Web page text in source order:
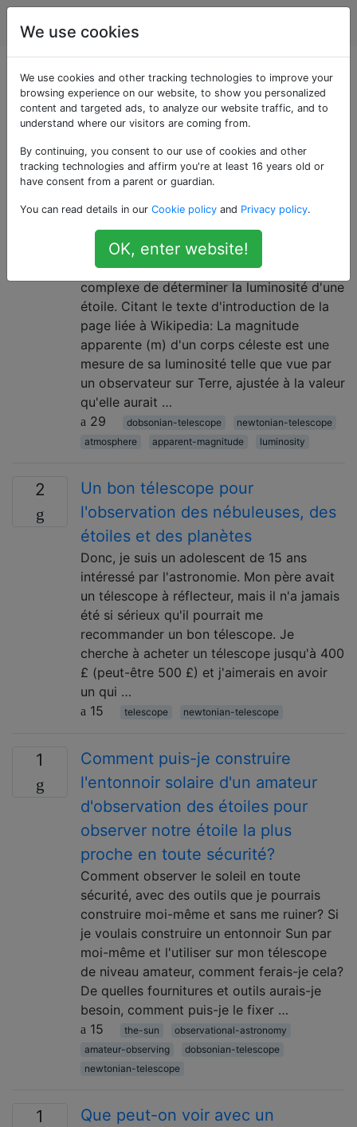
Astronomie
Questions marquées
«newtonian-
telescope»
apparente d'une étoile?
L'amplitude apparente est un moyen assez
complexe de déterminer la luminosité d'une
étoile. Citant le texte d'introduction de la
page liée à Wikipedia: La magnitude
apparente (m) d'un corps céleste est une
mesure de sa luminosité telle que vue par
un observateur sur Terre, ajustée à la valeur
qu'elle aurait …
29
dobsonian-telescope
newtonian-telescope
atmosphere
apparent-magnitude luminosity
2
Un bon télescope pour
l'observation des nébuleuses, des
étoiles et des planètes
Donc, je suis un adolescent de 15 ans
intéressé par l'astronomie. Mon père avait
un télescope à réflecteur, mais il n'a jamais
été si sérieux qu'il pourrait me
recommander un bon télescope. Je
cherche à acheter un télescope jusqu'à 400
£ (peut-être 500 £) et j'aimerais en avoir
un qui …
15
telescope newtonian-telescope
1
Comment puis-je construire
l'entonnoir solaire d'un amateur
d'observation des étoiles pour
observer notre étoile la plus
proche en toute sécurité?
Comment observer le soleil en toute
sécurité, avec des outils que je pourrais
construire moi-même et sans me ruiner? Si
je voulais construire un entonnoir Sun par
moi-même et l'utiliser sur mon télescope
de niveau amateur, comment ferais-je cela?
De quelles fournitures et outils aurais-je
besoin, comment puis-je le fixer …
15
the-sun
observational-astronomy
amateur-observing
dobsonian-telescope
newtonian-telescope
1
Que peut-on voir avec un
We use cookies
We use cookies and other tracking technologies to improve your
browsing experience on our website, to show you personalized
content and targeted ads, to analyze our website traffic, and to
understand where our visitors are coming from.
By continuing, you consent to our use of cookies and other
tracking technologies and affirm you're at least 16 years old or
have consent from a parent or guardian.
You can read details in our Cookie policy and Privacy policy.
OK, enter website!